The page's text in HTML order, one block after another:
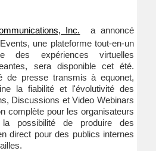
Inc. a annoncé
une plateforme tout-en-un
des expériences virtuelles
sera disponible cet été.
de presse transmis à equonet,
la fiabilité et l'évolutivité des
Discussions et Video Webinars
complète pour les organisateurs
la possibilité de produire des
direct pour des publics internes